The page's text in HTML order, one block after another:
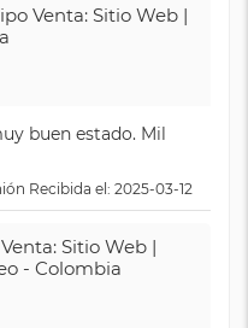
Venta: Sitio Web |
buen estado. Mil
Recibida el: 2025-03-12
Sitio Web |
- Colombia